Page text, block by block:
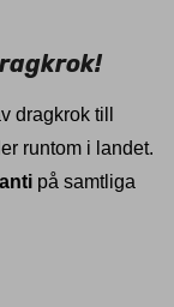
dragkrok till
runtom i landet.
på samtliga